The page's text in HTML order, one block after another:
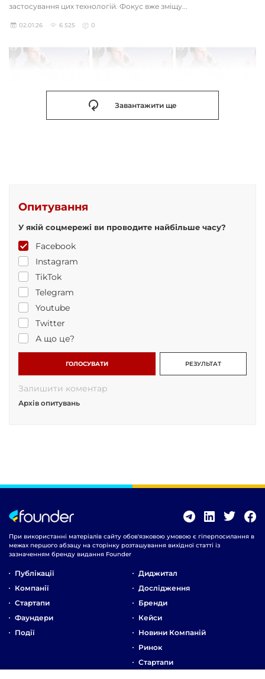
застосування цих технологій. Фокус вже зміщу...
02.01.26 6 525 0
Завантажити ще
Опитування
У якій соцмережі ви проводите найбільше часу?
Facebook
Instagram
TikTok
Telegram
Youtube
Twitter
А що це?
ГОЛОСУВАТИ РЕЗУЛЬТАТ
Залишити коментар
Архів опитувань
При використанні матеріалів сайту обов'язковою умовою є гіперпосилання в
межах першого абзацу на сторінку розташування вихідної статті із
зазначенням бренду видання Founder
Публікації
Компанії
Стартапи
Фаундери
Події
Диджитал
Дослідження
Бренди
Кейси
Новини Компаній
Ринок
Стартапи